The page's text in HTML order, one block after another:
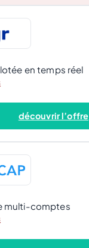
en temps réel
découvrir l’offre
multi-comptes